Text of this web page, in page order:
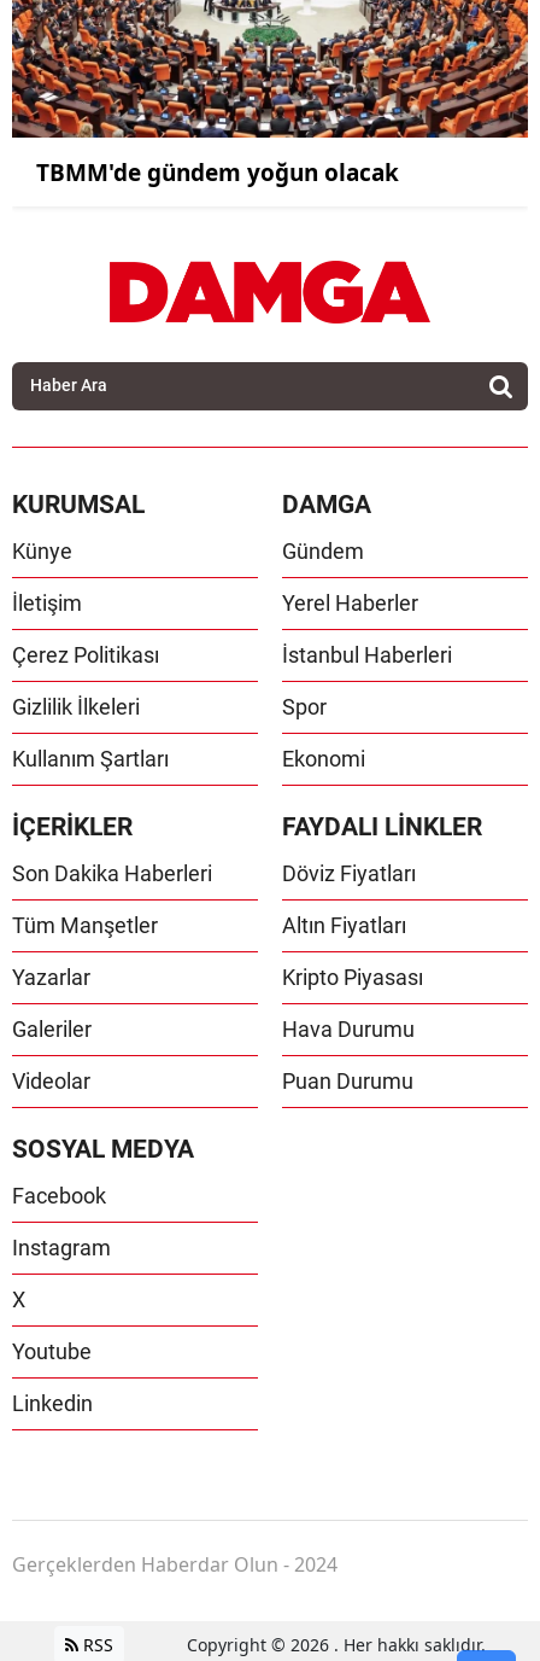
TBMM'de gündem yoğun olacak
KURUMSAL
Künye
İletişim
Çerez Politikası
Gizlilik İlkeleri
Kullanım Şartları
DAMGA
Gündem
Yerel Haberler
İstanbul Haberleri
Spor
Ekonomi
İÇERİKLER
Son Dakika Haberleri
Tüm Manşetler
Yazarlar
Galeriler
Videolar
FAYDALI LİNKLER
Döviz Fiyatları
Altın Fiyatları
Kripto Piyasası
Hava Durumu
Puan Durumu
SOSYAL MEDYA
Facebook
Instagram
X
Youtube
Linkedin
Gerçeklerden Haberdar Olun - 2024
RSS Copyright © 2026 . Her hakkı saklıdır.